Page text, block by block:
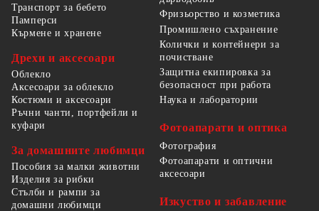
Транспорт за бебето
Памперси
Кърмене и хранене
Дрехи и аксесоари
Облекло
Аксесоари за облекло
Костюми и аксесоари
Ръчни чанти, портфейли и
куфари
За домашните любимци
Пособия за малки животни
Изделия за рибки
Стълби и рампи за
домашни любимци
Фризьорство и козметика
Промишлено съхранение
Колички и контейнери за
почистване
Защитна екипировка за
безопасност при работа
Наука и лаборатории
Фотоапарати и оптика
Фотография
Фотоапарати и оптични
аксесоари
Изкуство и забавление